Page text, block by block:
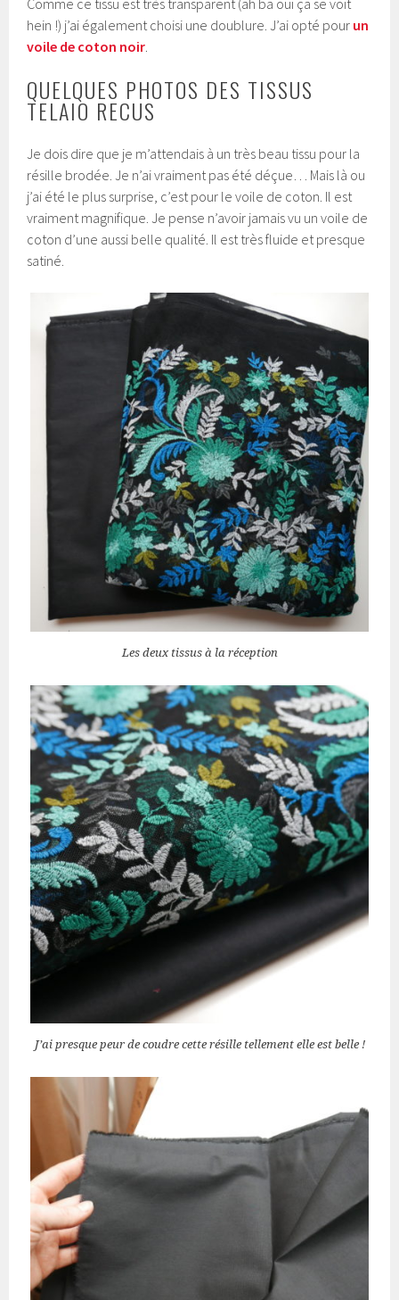
Comme ce tissu est très transparent (ah ba oui ça se voit
hein !) j’ai également choisi une doublure. J’ai opté pour un
voile de coton noir.
QUELQUES PHOTOS DES TISSUS
TELAIO RECUS
Je dois dire que je m’attendais à un très beau tissu pour la
résille brodée. Je n’ai vraiment pas été déçue… Mais là ou
j’ai été le plus surprise, c’est pour le voile de coton. Il est
vraiment magnifique. Je pense n’avoir jamais vu un voile de
coton d’une aussi belle qualité. Il est très fluide et presque
satiné.
Les deux tissus à la réception
J’ai presque peur de coudre cette résille tellement elle est belle !